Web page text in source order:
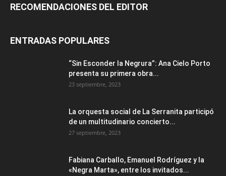
RECOMENDACIONES DEL EDITOR
ENTRADAS POPULARES
“Sin Esconder la Negrura”: Ana Cielo Porto
presenta su primera obra...
23 septiembre, 2023
La orquesta social de La Serranita participó
de un multitudinario concierto...
27 septiembre, 2023
Fabiana Carballo, Emanuel Rodríguez y la
«Negra Marta», entre los invitados...